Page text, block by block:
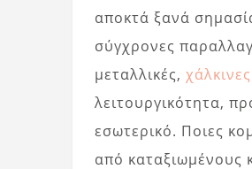
αποκτά ξανά
σύγχρονες
μεταλλικές, χάλκινες
λειτουργικότητα,
εσωτερικό. Ποιες
από καταξιωμένους